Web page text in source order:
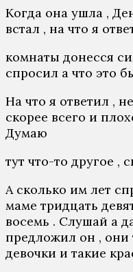
Когда она ушла ,
встал , на что я
комнаты донесся
спросил а что это
На что я ответил ,
скорее всего и
Думаю
тут что-то другое ,
А сколько им лет
маме тридцать
восемь . Слушай а
предложил он , они
девочки и такие